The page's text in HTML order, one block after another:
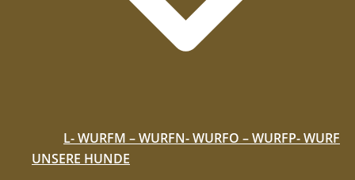
L- WURFM – WURFN- WURFO – WURFP- WURF
UNSERE HUNDE